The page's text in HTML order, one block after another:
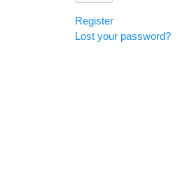
Register
Lost your password?